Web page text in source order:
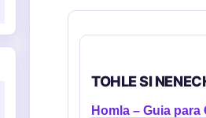
TOHLE SI
Homla – Guia